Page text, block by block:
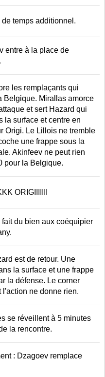
temps additionnel.
entre à la place de
les remplaçants qui
Belgique. Mirallas amorce
et sert Hazard qui
la surface et centre en
Origi. Le Lillois ne tremble
une frappe sous la
Akinfeev ne peut rien
pour la Belgique.
ORIGIIIIIII
fait du bien aux coéquipier
est de retour. Une
la surface et une frappe
la défense. Le corner
l'action ne donne rien.
se réveillent à 5 minutes
la rencontre.
: Dzagoev remplace